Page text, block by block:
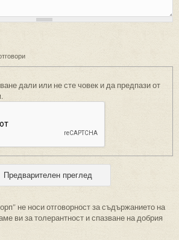
дали или не сте човек и да предпази от
не носи отговорност за съдържанието на
ви за толерантност и спазване на добрия